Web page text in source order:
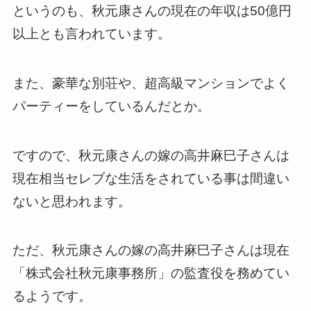
というのも、秋元康さんの現在の年収は50億円
以上とも言われています。
また、豪華な別荘や、超高級マンションでよく
パーティーをしているんだとか。
ですので、秋元康さんの嫁の高井麻巳子さんは
現在相当セレブな生活をされている事は間違い
ないと思われます。
ただ、秋元康さんの嫁の高井麻巳子さんは現在
「株式会社秋元康事務所」の監査役を務めてい
るようです。